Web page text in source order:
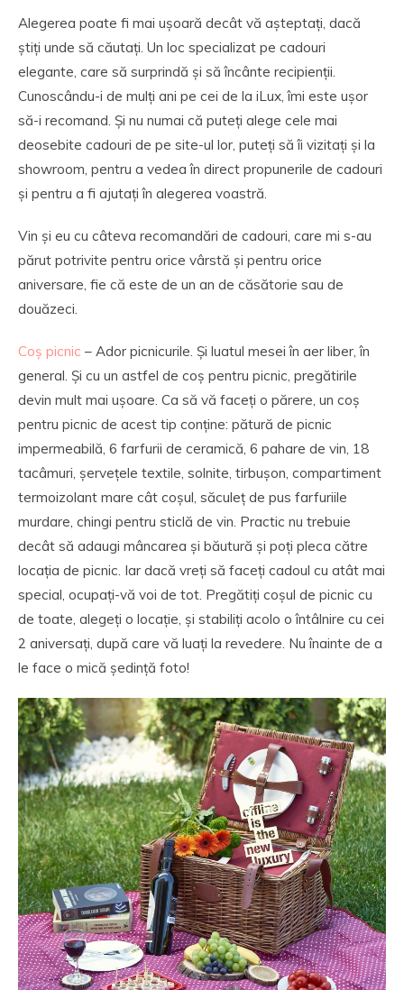
Alegerea poate fi mai ușoară decât vă așteptați, dacă
știți unde să căutați. Un loc specializat pe cadouri
elegante, care să surprindă și să încânte recipienții.
Cunoscându-i de mulți ani pe cei de la iLux, îmi este ușor
să-i recomand. Și nu numai că puteți alege cele mai
deosebite cadouri de pe site-ul lor, puteți să îi vizitați și la
showroom, pentru a vedea în direct propunerile de cadouri
și pentru a fi ajutați în alegerea voastră.
Vin și eu cu câteva recomandări de cadouri, care mi s-au
părut potrivite pentru orice vârstă și pentru orice
aniversare, fie că este de un an de căsătorie sau de
douăzeci.
Coș picnic – Ador picnicurile. Și luatul mesei în aer liber, în
general. Și cu un astfel de coș pentru picnic, pregătirile
devin mult mai ușoare. Ca să vă faceți o părere, un coș
pentru picnic de acest tip conține: pătură de picnic
impermeabilă, 6 farfurii de ceramică, 6 pahare de vin, 18
tacâmuri, șervețele textile, solnite, tirbușon, compartiment
termoizolant mare cât coșul, săculeț de pus farfuriile
murdare, chingi pentru sticlă de vin. Practic nu trebuie
decât să adaugi mâncarea și băutură și poți pleca către
locația de picnic. Iar dacă vreți să faceți cadoul cu atât mai
special, ocupați-vă voi de tot. Pregătiți coșul de picnic cu
de toate, alegeți o locație, și stabiliți acolo o întâlnire cu cei
2 aniversați, după care vă luați la revedere. Nu înainte de a
le face o mică ședință foto!